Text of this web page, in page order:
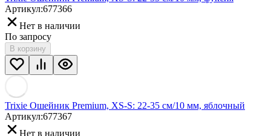
Артикул:677366
Нет в наличии
По запросу
В корзину
Trixie Ошейник Premium, XS-S: 22-35 см/10 мм, яблочный
Артикул:677367
Нет в наличии